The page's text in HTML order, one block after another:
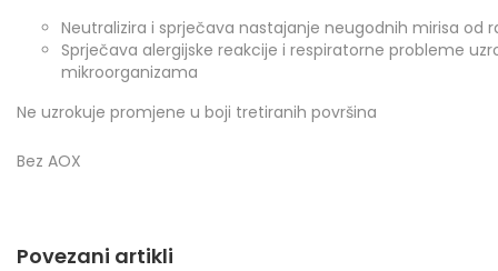
Neutralizira i sprječava nastajanje neugodnih mirisa od
Sprječava alergijske reakcije i respiratorne probleme
mikroorganizama
Ne uzrokuje promjene u boji tretiranih površina
Bez AOX
Povezani artikli